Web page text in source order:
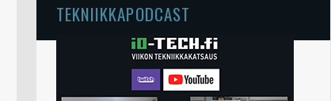
TEKNIIKKAPODCAST